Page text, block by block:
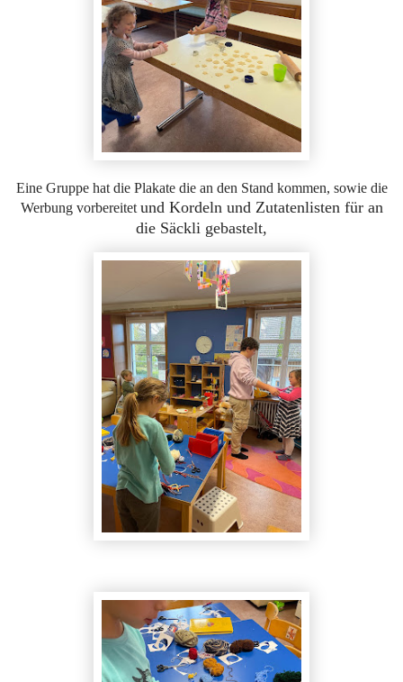
Eine Gruppe hat die Plakate die an den Stand kommen, sowie die
Werbung vorbereitet und Kordeln und Zutatenlisten für an
die Säckli gebastelt,